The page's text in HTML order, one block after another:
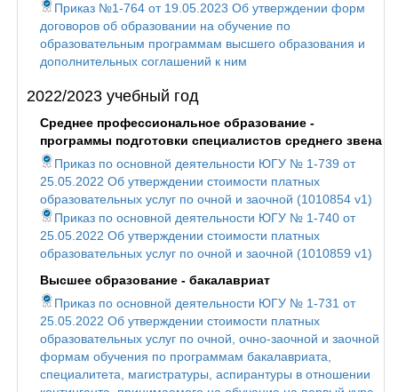
Приказ №1-764 от 19.05.2023 Об утверждении форм
договоров об образовании на обучение по
образовательным программам высшего образования и
дополнительных соглашений к ним
2022/2023 учебный год
Среднее профессиональное образование -
программы подготовки специалистов среднего звена
Приказ по основной деятельности ЮГУ № 1-739 от
25.05.2022 Об утверждении стоимости платных
образовательных услуг по очной и заочной (1010854 v1)
Приказ по основной деятельности ЮГУ № 1-740 от
25.05.2022 Об утверждении стоимости платных
образовательных услуг по очной и заочной (1010859 v1)
Высшее образование - бакалавриат
Приказ по основной деятельности ЮГУ № 1-731 от
25.05.2022 Об утверждении стоимости платных
образовательных услуг по очной, очно-заочной и заочной
формам обучения по программам бакалавриата,
специалитета, магистратуры, аспирантуры в отношении